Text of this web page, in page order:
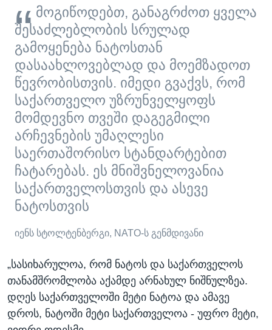
მოგიწოდებთ, განაგრძოთ ყველა
შესაძლებლობის სრულად
გამოყენება ნატოსთან
დასაახლოვებლად და მოემზადოთ
წევრობისთვის. იმედი გვაქვს, რომ
საქართველო უზრუნველყოფს
მომდევნო თვეში დაგეგმილი
არჩევნების უმაღლესი
საერთაშორისო სტანდარტებით
ჩატარებას. ეს მნიშვნელოვანია
საქართველოსთვის და ასევე
ნატოსთვის
იენს სტოლტენბერგი, NATO-ს გენმდივანი
„სასიხარულოა, რომ ნატოს და საქართველოს
თანამშრომლობა აქამდე არნახულ ნიშნულზეა.
დღეს საქართველოში მეტი ნატოა და ამავე
დროს, ნატოში მეტი საქართველოა - უფრო მეტი,